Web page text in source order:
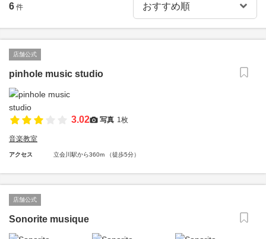
6 件
店舗公式
pinhole music studio
3.02 写真 1枚
音楽教室
アクセス 立会川駅から360m （徒歩5分）
店舗公式
Sonorite musique